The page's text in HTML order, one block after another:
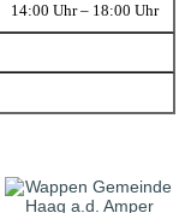
14:00 Uhr – 18:00 Uhr